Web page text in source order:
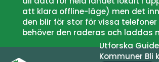
att klara offline-läge) men det
den blir för stor för vissa
behöver den raderas och laddas
Utforska
Kommuner Bli